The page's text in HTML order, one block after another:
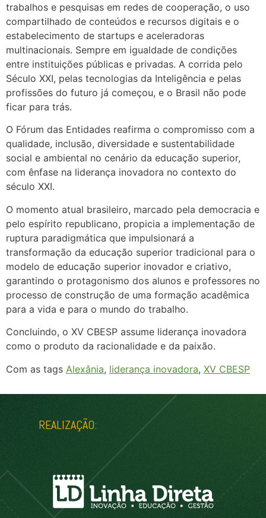
trabalhos e pesquisas em redes de cooperação, o uso
compartilhado de conteúdos e recursos digitais e o
estabelecimento de startups e aceleradoras
multinacionais. Sempre em igualdade de condições
entre instituições públicas e privadas. A corrida pelo
Século XXI, pelas tecnologias da Inteligência e pelas
profissões do futuro já começou, e o Brasil não pode
ficar para trás.
O Fórum das Entidades reafirma o compromisso com a
qualidade, inclusão, diversidade e sustentabilidade
social e ambiental no cenário da educação superior,
com ênfase na liderança inovadora no contexto do
século XXI.
O momento atual brasileiro, marcado pela democracia e
pelo espírito republicano, propicia a implementação de
ruptura paradigmática que impulsionará a
transformação da educação superior tradicional para o
modelo de educação superior inovador e criativo,
garantindo o protagonismo dos alunos e professores no
processo de construção de uma formação acadêmica
para a vida e para o mundo do trabalho.
Concluindo, o XV CBESP assume liderança inovadora
como o produto da racionalidade e da paixão.
Com as tags Alexânia, liderança inovadora, XV CBESP
REALIZAÇÃO: